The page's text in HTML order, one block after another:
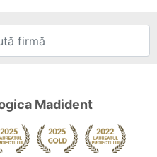
Madident